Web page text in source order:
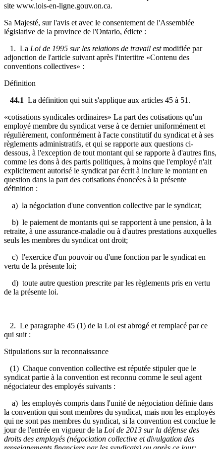
site www.lois-en-ligne.gouv.on.ca.
Sa Majesté, sur l'avis et avec le consentement de l'Assemblée
législative de la province de l'Ontario, édicte :
1. La Loi de 1995 sur les relations de travail estmodifiée par
adjonction de l'article suivant après l'intertitre «Contenu des
conventions collectives» :
Définition
44.1 La définition qui suit s'applique aux articles 45 à 51.
«cotisations syndicales ordinaires» La part des cotisations qu'un
employé membre du syndicat verse à ce dernier uniformément et
régulièrement, conformément à l'acte constitutif du syndicat et à ses
règlements administratifs, et qui se rapporte aux questions ci-
dessous, à l'exception de tout montant qui se rapporte à d'autres fins,
comme les dons à des partis politiques, à moins que l'employé n'ait
explicitement autorisé le syndicat par écrit à inclure le montant en
question dans la part des cotisations énoncées à la présente
définition :
a) la négociation d'une convention collective par le syndicat;
b) le paiement de montants qui se rapportent à une pension, à la
retraite, à une assurance-maladie ou à d'autres prestations auxquelles
seuls les membres du syndicat ont droit;
c) l'exercice d'un pouvoir ou d'une fonction par le syndicat en
vertu de la présente loi;
d) toute autre question prescrite par les règlements pris en vertu
de la présente loi.
2. Le paragraphe 45 (1) de la Loi est abrogé et remplacé par ce
qui suit :
Stipulations sur la reconnaissance
(1) Chaque convention collective est réputée stipuler que le
syndicat partie à la convention est reconnu comme le seul agent
négociateur des employés suivants :
a) les employés compris dans l'unité de négociation définie dans
la convention qui sont membres du syndicat, mais non les employés
qui ne sont pas membres du syndicat, si la convention est conclue le
jour de l'entrée en vigueur de la Loi de 2013 sur la défense des
droits des employés (négociation collective et divulgation des